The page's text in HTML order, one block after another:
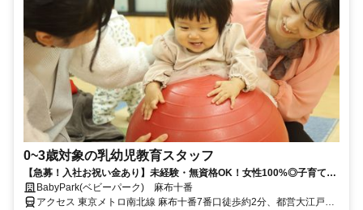
0~3歳対象の乳幼児教育スタッフ
【急募！入社お祝い金あり】未経験・無資格OK！女性100%◎子育て経
験活かせる乳幼児教育スタッフ
BabyPark(ベビーパーク) 麻布十番
アクセス 東京メトロ南北線 麻布十番7番口徒歩約2分、都営大江戸線